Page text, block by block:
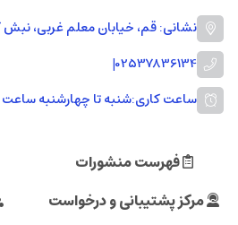
نشانی: قم، خیابان معلم غربی، نبش
02537836134
|
ساعت کاری:شنبه تا چهارشنبه ساعت ۸ الی ۱۸
فهرست منشورات
مرکز پشتیبانی و درخواست